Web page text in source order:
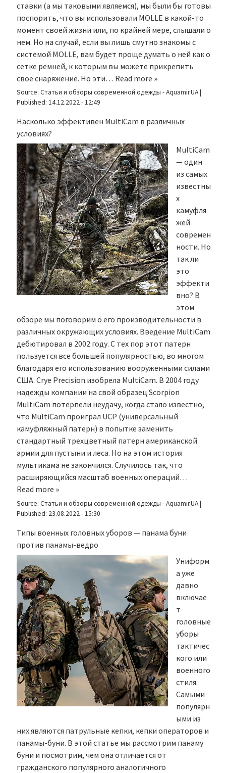
ставки (а мы таковыми являемся), мы были бы готовы
поспорить, что вы использовали MOLLE в какой-то
момент своей жизни или, по крайней мере, слышали о
нем. Но на случай, если вы лишь смутно знакомы с
системой MOLLE, вам будет проще думать о ней как о
сетке ремней, к которым вы можете прикрепить
свое снаряжение. Но эти… Read more »
Source: Статьи и обзоры современной одежды - Aquamir.UA|
Published: 14.12.2022 - 12:49
Насколько эффективен MultiCam в различных
условиях?
MultiCam
— один
из самых
известны
х
камуфля
жей
современ
ности. Но
так ли
это
эффекти
вно? В
этом
обзоре мы поговорим о его производительности в
различных окружающих условиях. Введение MultiCam
дебютировал в 2002 году. С тех пор этот патерн
пользуется все большей популярностью, во многом
благодаря его использованию вооруженными силами
США. Crye Precision изобрела MultiCam. В 2004 году
надежды компании на свой образец Scorpion
MultiCam потерпели неудачу, когда стало известно,
что MultiCam проиграл UCP (универсальный
камуфляжный патерн) в попытке заменить
стандартный трехцветный патерн американской
армии для пустыни и леса. Но на этом история
мультикама не закончился. Случилось так, что
расширяющийся масштаб военных операций…
Read more »
Source: Статьи и обзоры современной одежды - Aquamir.UA|
Published: 23.08.2022 - 15:30
Типы военных головных уборов — панама буни
против панамы-ведро
Униформ
а уже
давно
включае
т
головные
уборы
тактичес
кого или
военного
стиля.
Самыми
популярн
ыми из
них являются патрульные кепки, кепки операторов и
панамы-буни. В этой статье мы рассмотрим панаму
буни и посмотрим, чем она отличается от
гражданского популярного аналогичного